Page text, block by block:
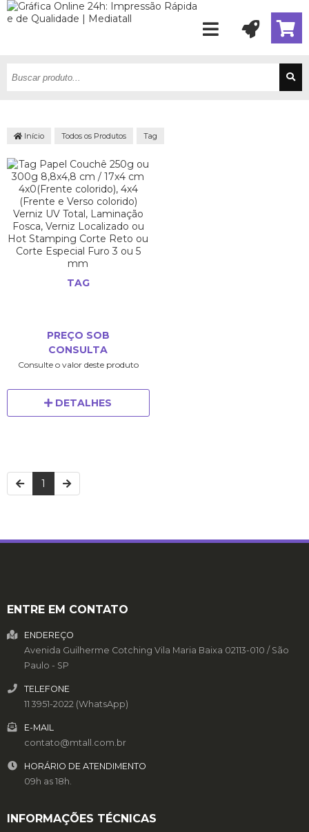
Início Todos os Produtos Tag
TAG
PREÇO SOB
CONSULTA
Consulte o valor deste produto
DETALHES
1
ENTRE EM CONTATO
ENDEREÇO
Avenida Guilherme Cotching Vila Maria Baixa 02113-010 / São
Paulo - SP
TELEFONE
11 3951-2022 (WhatsApp)
E-MAIL
contato@mtall.com.br
HORÁRIO DE ATENDIMENTO
09h as 18h.
INFORMAÇÕES TÉCNICAS